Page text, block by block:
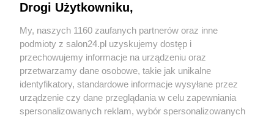
Sport
Społeczeństwo
Kultura
Drogi Użytkowniku,
My, naszych 1160 zaufanych partnerów oraz inne
podmioty z salon24.pl uzyskujemy dostęp i
przechowujemy informacje na urządzeniu oraz
przetwarzamy dane osobowe, takie jak unikalne
identyfikatory, standardowe informacje wysyłane przez
urządzenie czy dane przeglądania w celu zapewniania
spersonalizowanych reklam, wybór spersonalizowanych